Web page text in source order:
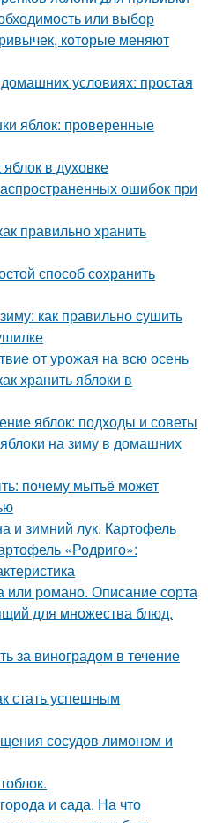
или выбор
которые меняют
условиях: простая
яблок: проверенные
в духовке
ошибок при
правильно хранить
способ сохранить
как правильно сушить
от урожая на всю осень
хранить яблоки в
яблок: подходы и советы
на зиму в домашних
почему мытьё может
и зимний лук. Картофель
«Родриго»:
или романо. Описание сорта
для множества блюд.
за виноградом в течение
стать успешным
сосудов лимоном и
и сада. На что